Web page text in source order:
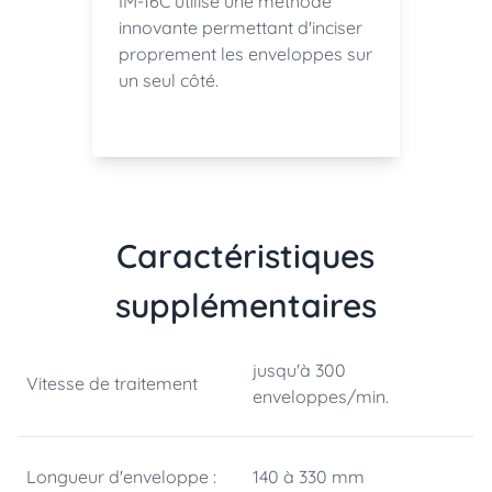
innovante permettant d'inciser
proprement les enveloppes sur
un seul côté.
Caractéristiques
supplémentaires
Vitesse de traitement
jusqu'à 300
enveloppes/min.
Longueur d'enveloppe : 140 à 330 mm